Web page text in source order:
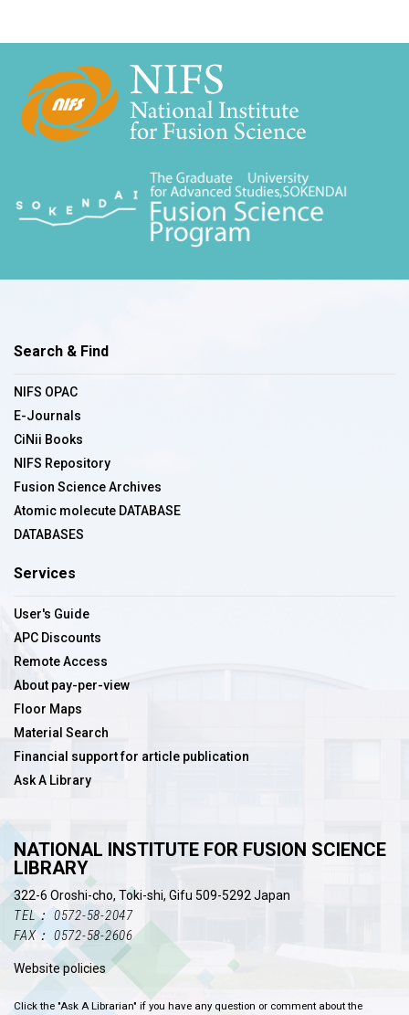
Search & Find
NIFS OPAC
E-Journals
CiNii Books
NIFS Repository
Fusion Science Archives
Atomic molecute DATABASE
DATABASES
Services
User's Guide
APC Discounts
Remote Access
About pay-per-view
Floor Maps
Material Search
Financial support for article publication
Ask A Library
NATIONAL INSTITUTE FOR FUSION SCIENCE
LIBRARY
322-6 Oroshi-cho, Toki-shi, Gifu 509-5292 Japan
TEL： 0572-58-2047
FAX： 0572-58-2606
Website policies
Click the "Ask A Librarian" if you have any question or comment about the